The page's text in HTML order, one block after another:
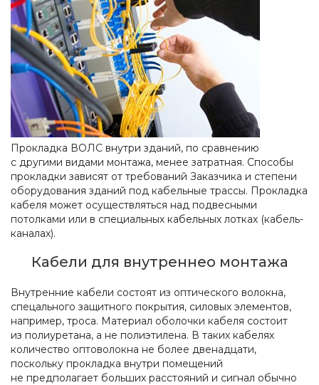
Прокладка ВОЛС внутри зданий, по сравнению
с другими видами монтажа, менее затратная. Способы
прокладки зависят от требований Заказчика и степени
оборудования зданий под кабельные трассы. Прокладка
кабеля может осуществляться над подвесными
потолками или в специальных кабельных лотках (кабель-
каналах).
Кабели для внутреннео монтажа
Внутренние кабели состоят из оптического волокна,
спецального защитного покрытия, силовых элементов,
например, троса. Материал оболочки кабеля состоит
из полиуретана, а не полиэтилена. В таких кабелях
количество оптоволокна не более двенадцати,
поскольку прокладка внутри помещений
не предполагает больших расстояний и сигнал обычно